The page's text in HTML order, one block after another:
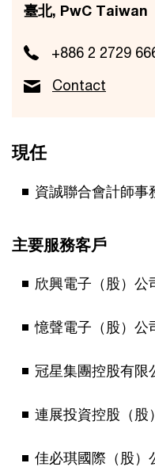
臺北, PwC Taiwan
+886 2 2729
Contact
現任
資誠聯合會計師事
主要服務客戶
欣興電子（股）公
憶聲電子（股）公
冠星集團控股有限
連展投資控股（股
佳必琪國際（股）